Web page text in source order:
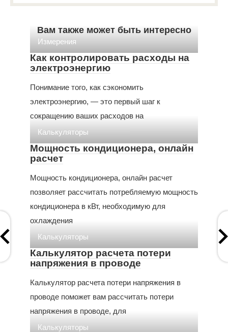
Вам также может быть интересно
Измерения
Как контролировать расходы на
электроэнергию
Понимание того, как сэкономить
электроэнергию, — это первый шаг к
сокращению ваших расходов на
Калькуляторы
Мощность кондиционера, онлайн
расчет
Мощность кондиционера, онлайн расчет
позволяет рассчитать потребляемую мощность
кондиционера в кВт, необходимую для
охлаждения
Калькуляторы
Калькулятор расчета потери
напряжения в проводе
Калькулятор расчета потери напряжения в
проводе поможет вам рассчитать потери
напряжения в проводе, для
Калькуляторы